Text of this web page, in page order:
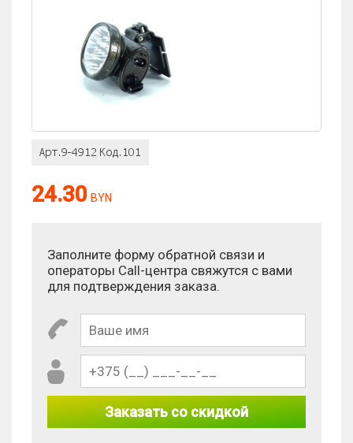
Антиспам:
24.30 BYN
Заполните форму обратной связи и
операторы Call-центра свяжутся с вами
для подтверждения заказа.
Заказать со скидкой